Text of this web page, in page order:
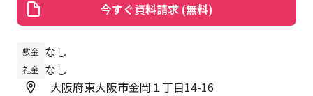
敷金 なし
礼金 なし
大阪府東大阪市金岡１丁目14-16
今すぐ資料請求 (無料)